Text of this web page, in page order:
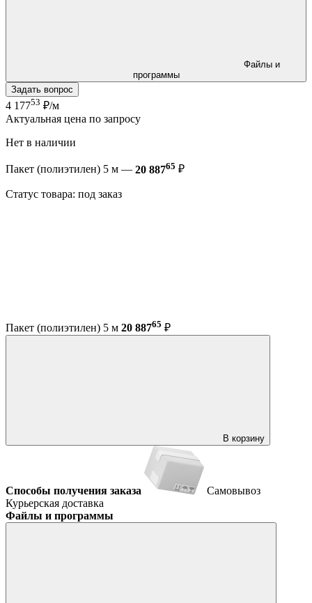
программы
Задать вопрос
4 17753 ₽/м
Актуальная цена по запросу
Нет в наличии
Пакет (полиэтилен) 5 м — 20 88765 ₽
Статус товара: под заказ
Пакет (полиэтилен) 5 м 20 88765 ₽
В корзину
Способы получения заказа
Самовывоз
Курьерская доставка
Файлы и программы